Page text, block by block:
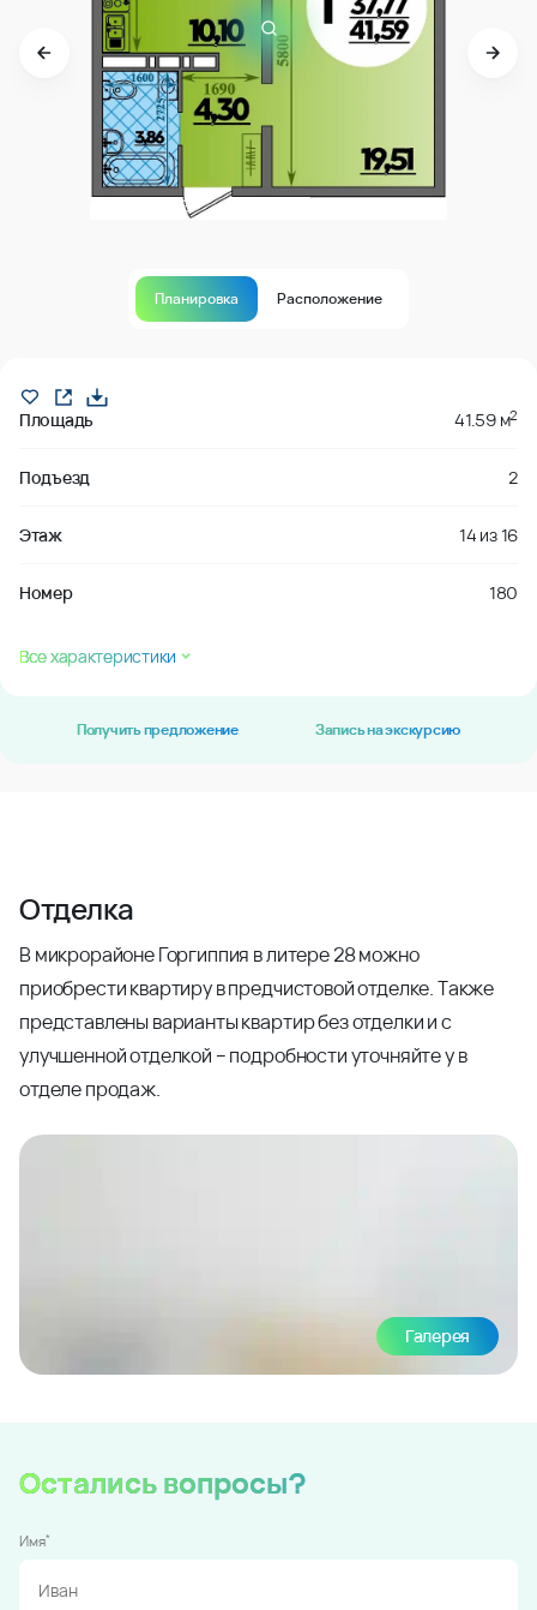
Планировка Расположение
Площадь 41.59 м2
Подъезд 2
Этаж 14 из16
Номер 180
Все характеристики
Получить предложение Запись на экскурсию
Отделка
В микрорайоне Горгиппия в литере 28 можно
приобрести квартиру в предчистовой отделке. Также
представлены варианты квартир без отделки и с
улучшенной отделкой – подробности уточняйте у в
отделе продаж.
Галерея
Остались вопросы?
Имя*